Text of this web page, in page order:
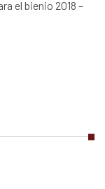
el bienio 2018 –